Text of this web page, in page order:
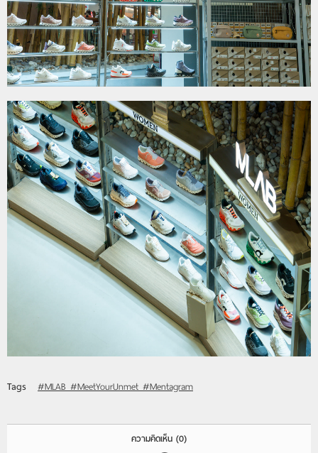
Tags #MLAB #MeetYourUnmet #Mentagram
ความคิดเห็น (0)